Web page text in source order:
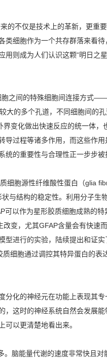
不仅是技术上的革新，更重
类细胞作为一个共存群落来看
则成为人们认识这颗“明日之
之间的特殊细胞间连接方式
大的多个孔道，不同细胞间的
变化做出快速反应的统一体，
导过程等诸多作用，而这些作
的重要性与合理性正一步步被
胞源性纤维酸性蛋白（glia
与结构的稳定性。利用分子生
以作为星形胶质细胞成熟的
变，尤其GFAP含量会有快速
型进行的实验，陆续提出和证
细胞通过调控其特异蛋白的表
化的神经元在功能上表现其专
，这时的神经系统自然会发展
以更清楚地看出来。
脑能量代谢的速度非常快且对